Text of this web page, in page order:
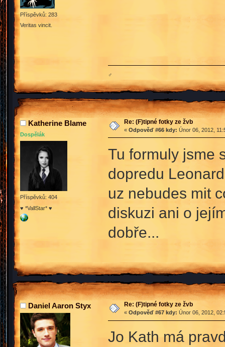
Příspěvků: 283
Veritas vincit.
♂
Katherine Blame
Dospělák
Příspěvků: 404
♥ *VallStar* ♥
Re: (F)tipné fotky ze žvb
« Odpověď #66 kdy: Únor 06, 2012,
Tu formuly jsme
dopredu
uz nebudes mit
diskuzi ani o
dobře...
Daniel Aaron Styx Re: (F)tipné fotky ze žvb
« Odpověď #67 kdy: Únor 06, 2012,
Jo Kath má